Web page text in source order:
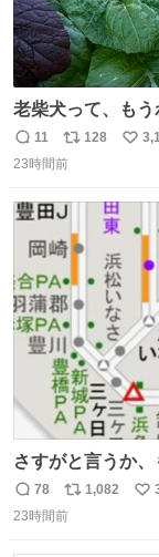
老柴犬って、も
はまりにいくじ
い主の間にはまっ
返
信
11
リ
ポ
ト
数
128
い
23時間前
さすがと言うか
返
信
78
リ
ポ
1,082
い
23時間前